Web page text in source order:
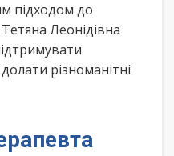
підходом до
Леонідівна
різноманітні